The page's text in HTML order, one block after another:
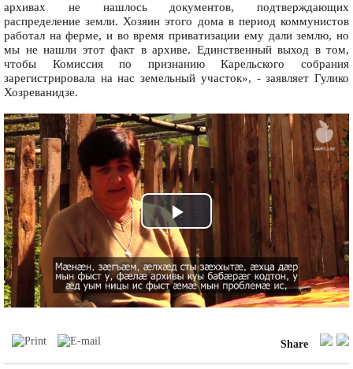
архивах не нашлось документов, подтверждающих
распределение земли. Хозяин этого дома в период коммунистов
работал на ферме, и во время приватизации ему дали землю, но
мы не нашли этот факт в архиве. Единственный выход в том,
чтобы Комиссия по признанию Карельского собрания
зарегистрировала на нас земельный участок», - заявляет Гулико
Хозреванидзе.
Play
Video
Share